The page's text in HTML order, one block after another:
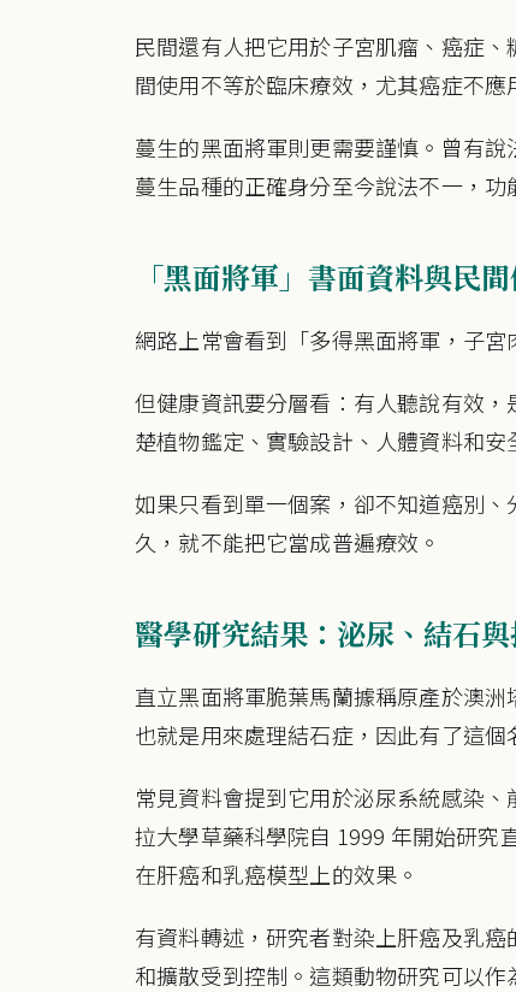
民間還有人把它用於子宮肌瘤、癌症
間使用不等於臨床療效，尤其癌症不應
蔓生的黑面將軍則更需要謹慎。曾有
蔓生品種的正確身分至今說法不一，
「黑面將軍」書面資料與民
網路上常會看到「多得黑面將軍，子宮
但健康資訊要分層看：有人聽說有效
楚植物鑑定、實驗設計、人體資料和
如果只看到單一個案，卻不知道癌別
久，就不能把它當成普遍療效。
醫學研究結果：泌尿、結石
直立黑面將軍脆葉馬蘭據稱原產於澳
也就是用來處理結石症，因此有了這個
常見資料會提到它用於泌尿系統感染
拉大學草藥科學院自 1999 年開始研究
在肝癌和乳癌模型上的效果。
有資料轉述，研究者對染上肝癌及乳
和擴散受到控制。這類動物研究可以